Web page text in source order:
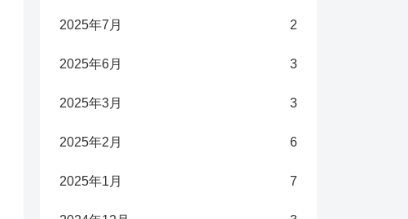
2025年7月 2
2025年6月 3
2025年3月 3
2025年2月 6
2025年1月 7